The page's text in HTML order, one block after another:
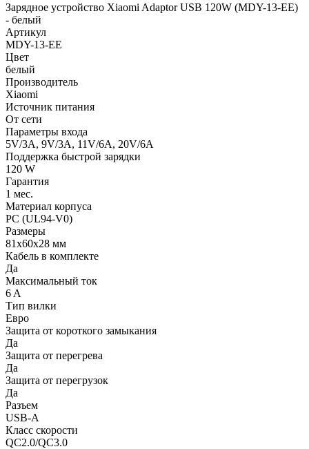
Зарядное устройство Xiaomi Adaptor USB 120W (MDY-13-EE)
- белый
Артикул
MDY-13-EE
Цвет
белый
Производитель
Xiaomi
Источник питания
От сети
Параметры входа
5V/3А, 9V/3А, 11V/6А, 20V/6А
Поддержка быстрой зарядки
120 W
Гарантия
1 мес.
Материал корпуса
PC (UL94-V0)
Размеры
81х60х28 мм
Кабель в комплекте
Да
Максимальный ток
6 A
Тип вилки
Евро
Защита от короткого замыкания
Да
Защита от перегрева
Да
Защита от перегрузок
Да
Разъем
USB-A
Класс скорости
QC2.0/QC3.0